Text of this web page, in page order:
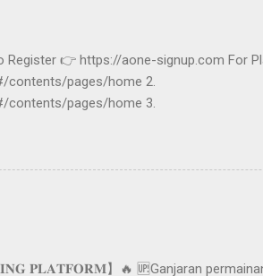
Register 👉 https://aone-signup.com For
contents/pages/home 2.
contents/pages/home 3.
BO_Login 2. https://a133ag.com/
to know about Aone Global Gaming
】🔥 🆙Ganjaran permainan